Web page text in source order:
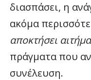
διασπάσει, η
ακόμα
αποκτήσει
πράγματα που
συνέλευση.